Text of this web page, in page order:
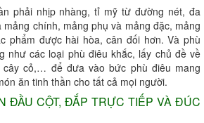
phải nhịp nhàng, tỉ mỹ từ đường nét, đa
chính, mảng phụ và mảng đặc, mảng
phẩm được hài hòa, cân đối hơn. Và phù
như các loại phù điêu khắc, lấy chủ đề về
cây cỏ,… để đưa vào bức phù điêu mang
ăn tinh thần cho tất cả mọi người.
ĐẦU CỘT, ĐẮP TRỰC TIẾP VÀ ĐÚC